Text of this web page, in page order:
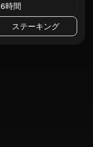
6時間
ステーキング